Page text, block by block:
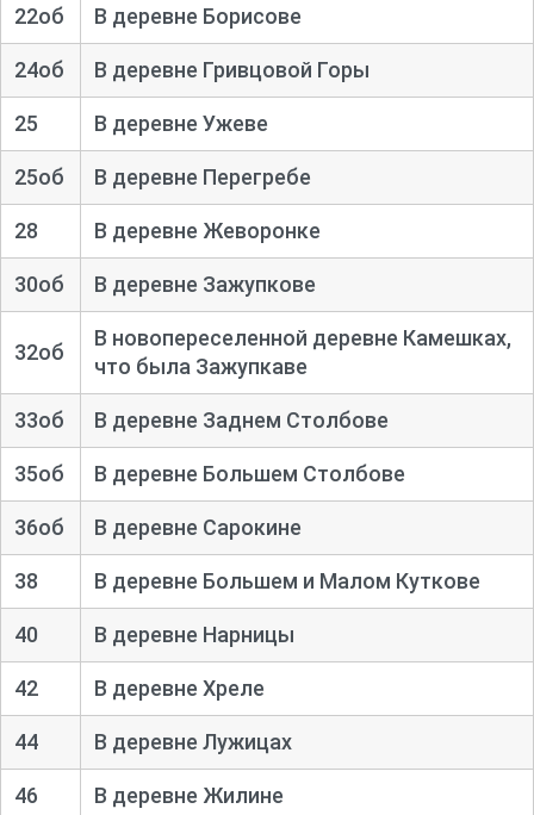
22об В деревне Борисове
24об В деревне Гривцовой Горы
25 В деревне Ужеве
25об В деревне Перегребе
28 В деревне Жеворонке
30об В деревне Зажупкове
32об
В новопереселенной деревне Камешках,
что была Зажупкаве
33об В деревне Заднем Столбове
35об В деревне Большем Столбове
36об В деревне Сарокине
38 В деревне Большем и Малом Куткове
40 В деревне Нарницы
42 В деревне Хреле
44 В деревне Лужицах
46 В деревне Жилине